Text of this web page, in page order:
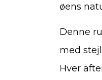
øens
Denne
med
Hver